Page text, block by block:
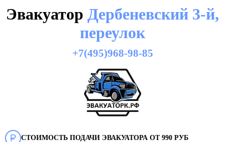
Эвакуатор Дербеневский 3-й,
переулок
+7(495)968-98-85
СТОИМОСТЬ ПОДАЧИ ЭВАКУАТОРА ОТ 990 РУБ